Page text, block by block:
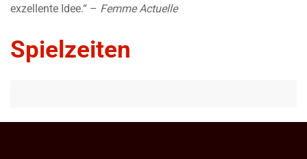
exzellente Idee.“ – Femme Actuelle
Spielzeiten